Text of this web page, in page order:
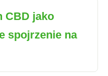
CBD jako
spojrzenie na